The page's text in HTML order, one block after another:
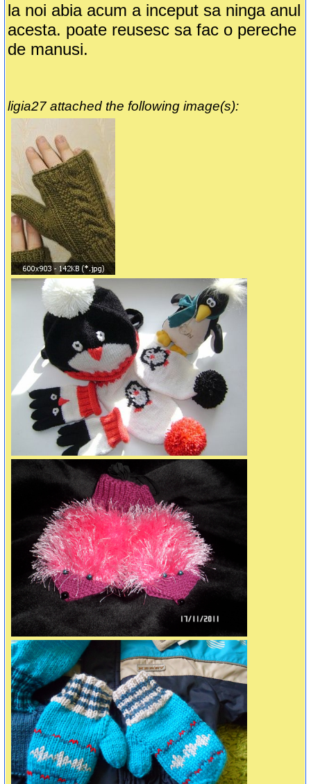
la noi abia acum a inceput sa ninga anul
acesta. poate reusesc sa fac o pereche
de manusi.
ligia27 attached the following image(s):